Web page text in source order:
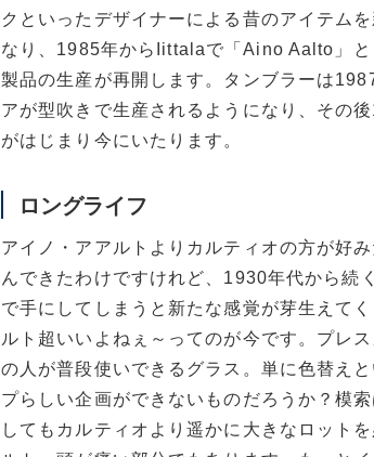
クといったデザイナーによる昔のアイテム
なり、1985年からIittalaで「Aino Aalto」と
製品の生産が再開します。タンブラーは
アが型吹きで生産されるようになり、その
がはじまり今にいたります。
ロングライフ
アイノ・アアルトよりカルティオの方が好
んできたわけですけれど、1930年代から続
で手にしてしまうと新たな感覚が芽生えて
ルト超いいよねぇ～ってのが今です。プレ
の人が普段使いできるグラス。単に色替え
プらしい企画ができないものだろうか？模
してもカルティオより遥かに大きなロット